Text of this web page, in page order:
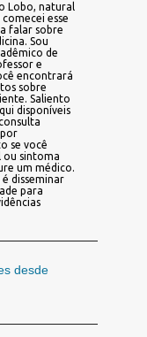
Lobo, natural
esse
falar sobre
Sou
de
e
encontrará
sobre
Saliento
disponíveis
se você
ou sintoma
um médico.
disseminar
para
desde